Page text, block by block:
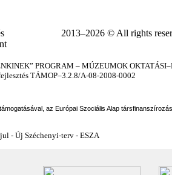
2013–2026 © All rights
PROGRAM – MÚZEUMOK
TÁMOP–3.2.8/A-08-2008-0002
az Európai Szociális Alap